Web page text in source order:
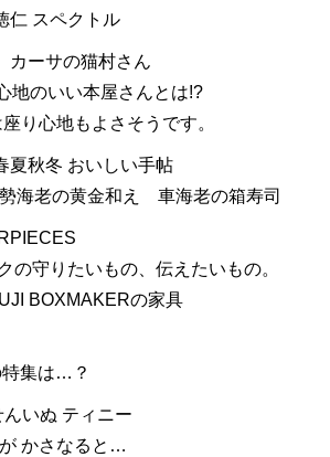
仁 スペクトル
ーサの猫村さん
のいい本屋さんとは!?
座り心地もよさそうです。
秋冬 おいしい手帖
海老の黄金和え 車海老の箱寿司
の守りたいもの、伝えたいもの。
BOXMAKERの家具
特集は…？
いぬ ティニー
かさなると…